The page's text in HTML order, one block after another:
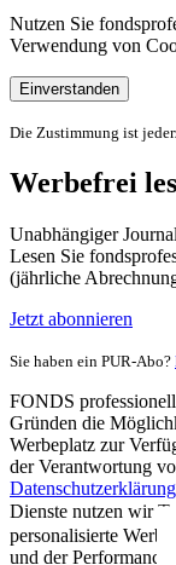
Nutzen Sie
Verwendung von
Einverstanden
Die Zustimmung ist
Werbefrei
Unabhängiger
Lesen Sie
(jährliche
Jetzt abonnieren
Sie haben ein PUR-Abo?
FONDS
Gründen die
Werbeplatz zur
der Verantwortung
Datenschutzerklärung
Dienste nutzen wir
personalisierte
und der Performance